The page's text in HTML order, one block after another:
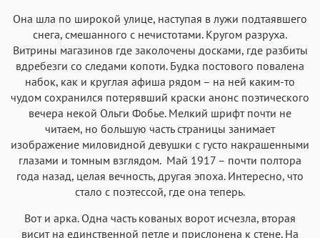
Она шла по широкой улице, наступая в лужи подтаявшего
снега, смешанного с нечистотами. Кругом разруха.
Витрины магазинов где заколочены досками, где разбиты
вдребезги со следами копоти. Будка постового повалена
набок, как и круглая афиша рядом – на ней каким-то
чудом сохранился потерявший краски анонс поэтического
вечера некой Ольги Фобье. Мелкий шрифт почти не
читаем, но большую часть страницы занимает
изображение миловидной девушки с густо накрашенными
глазами и томным взглядом. Май 1917 – почти полтора
года назад, целая вечность, другая эпоха. Интересно, что
стало с поэтессой, где она теперь.
Вот и арка. Одна часть кованых ворот исчезла, вторая
висит на единственной петле и прислонена к стене. На